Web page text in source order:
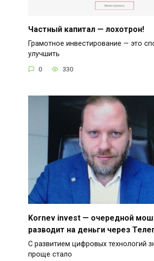
Частный капитал — лохотрон!
Грамотное инвестирование — это
улучшить
0 330
Kornev invest — очередной
разводит на деньги через
С развитием цифровых технологий
проще стало